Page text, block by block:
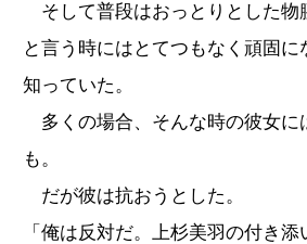
そして普段はおっとりとした物
と言う時にはとてつもなく頑固に
知っていた。
多くの場合、そんな時の彼女に
も。
だが彼は抗おうとした。
「俺は反対だ。上杉美羽の付き